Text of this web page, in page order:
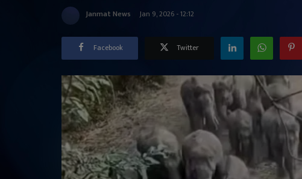
Janmat News Jan 9, 2026 - 12:12
Facebook Twitter